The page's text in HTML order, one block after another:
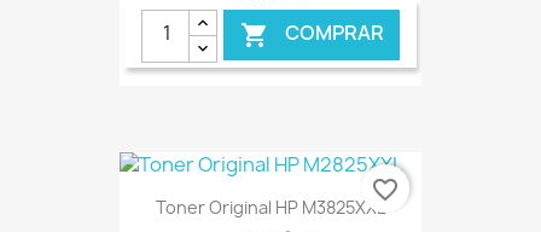
 COMPRAR
€ ONLINE
Toner Original HP M3825XXL
favorite_border